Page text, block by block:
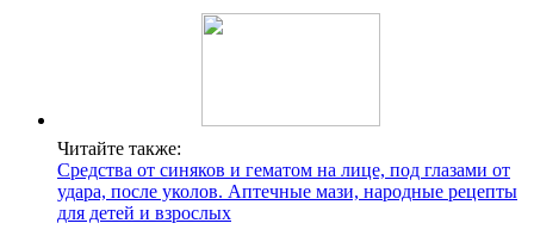
Читайте также:
Средства от синяков и гематом на лице, под глазами от
удара, после уколов. Аптечные мази, народные рецепты
для детей и взрослых